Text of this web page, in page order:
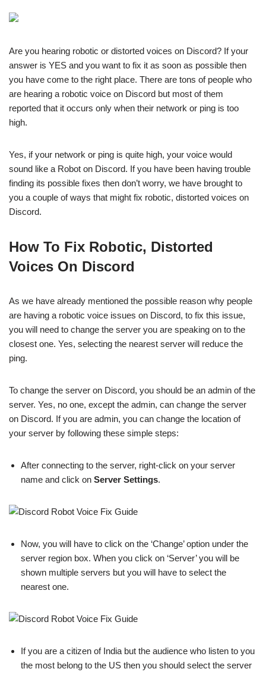
Are you hearing robotic or distorted voices on Discord? If your
answer is YES and you want to fix it as soon as possible then
you have come to the right place. There are tons of people who
are hearing a robotic voice on Discord but most of them
reported that it occurs only when their network or ping is too
high.
Yes, if your network or ping is quite high, your voice would
sound like a Robot on Discord. If you have been having trouble
finding its possible fixes then don’t worry, we have brought to
you a couple of ways that might fix robotic, distorted voices on
Discord.
How To Fix Robotic, Distorted
Voices On Discord
As we have already mentioned the possible reason why people
are having a robotic voice issues on Discord, to fix this issue,
you will need to change the server you are speaking on to the
closest one. Yes, selecting the nearest server will reduce the
ping.
To change the server on Discord, you should be an admin of the
server. Yes, no one, except the admin, can change the server
on Discord. If you are admin, you can change the location of
your server by following these simple steps:
After connecting to the server, right-click on your server
name and click on Server Settings.
Now, you will have to click on the ‘Change’ option under the
server region box. When you click on ‘Server’ you will be
shown multiple servers but you will have to select the
nearest one.
If you are a citizen of India but the audience who listen to you
the most belong to the US then you should select the server